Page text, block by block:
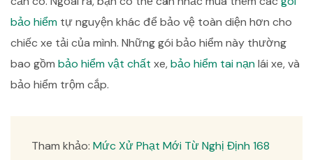
bảo hiểm tự nguyện khác để bảo vệ toàn diện hơn cho
chiếc xe tải của mình. Những gói bảo hiểm này thường
bao gồm bảo hiểm vật chất xe,bảo hiểm tai nạnlái xe, và
bảo hiểm trộm cắp.
Tham khảo: Mức Xử Phạt Mới Từ Nghị Định 168